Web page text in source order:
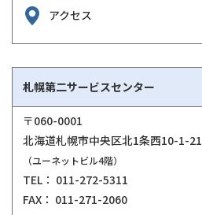
アクセス
札幌第二サービスセンター
〒060-0001
北海道札幌市中央区北1条西10-1-21
（ユーネットビル4階）
TEL： 011-272-5311
FAX： 011-271-2060